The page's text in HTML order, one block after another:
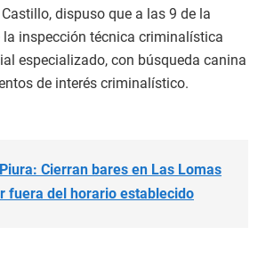
dispuso que a las 9 de la
la inspección técnica criminalística
especializado, con búsqueda canina
de interés criminalístico.
Cierran bares en Las Lomas
fuera del horario establecido